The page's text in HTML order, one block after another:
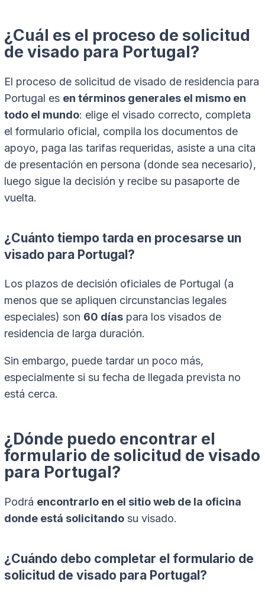
¿Cuál es el proceso de solicitud
de visado para Portugal?
El proceso de solicitud de visado de residencia para
Portugal es en términos generales el mismo en
todo el mundo: elige el visado correcto, completa
el formulario oficial, compila los documentos de
apoyo, paga las tarifas requeridas, asiste a una cita
de presentación en persona (donde sea necesario),
luego sigue la decisión y recibe su pasaporte de
vuelta.
¿Cuánto tiempo tarda en procesarse un
visado para Portugal?
Los plazos de decisión oficiales de Portugal (a
menos que se apliquen circunstancias legales
especiales) son 60 días para los visados de
residencia de larga duración.
Sin embargo, puede tardar un poco más,
especialmente si su fecha de llegada prevista no
está cerca.
¿Dónde puedo encontrar el
formulario de solicitud de visado
para Portugal?
Podrá encontrarlo en el sitio web de la oficina
donde está solicitando su visado.
¿Cuándo debo completar el formulario de
solicitud de visado para Portugal?